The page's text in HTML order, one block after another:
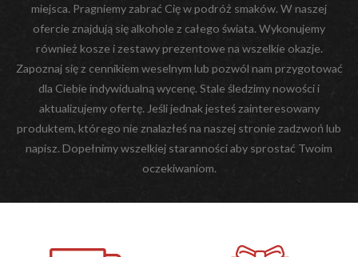
miejsca. Pragniemy zabrać Cię w podróż smaków. W naszej
ofercie znajdują się alkohole z całego świata. Wykonujemy
również kosze i zestawy prezentowe na wszelkie okazje.
Zapoznaj się z cennikiem weselnym lub pozwól nam przygotować
dla Ciebie indywidualną wycenę. Stale śledzimy nowości i
aktualizujemy ofertę. Jeśli jednak jesteś zainteresowany
produktem, którego nie znalazłeś na naszej stronie zadzwoń lub
napisz. Dopełnimy wszelkiej staranności aby sprostać Twoim
oczekiwaniom.